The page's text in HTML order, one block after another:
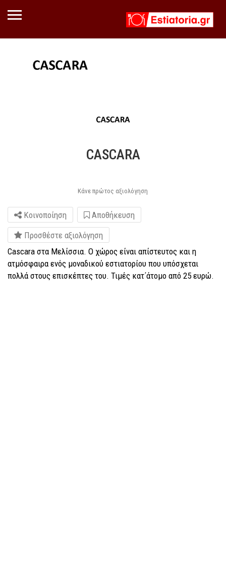
CASCARA
Κάνε πρώτος αξιολόγηση
Κοινοποίηση
Αποθήκευση
Προσθέστε αξιολόγηση
Cascara στα Μελίσσια. Ο χώρος είναι απίστευτος και η
ατμόσφαιρα ενός μοναδικού εστιατορίου που υπόσχεται
πολλά στους επισκέπτες του. Τιμές κατ΄άτομο από 25 ευρώ.